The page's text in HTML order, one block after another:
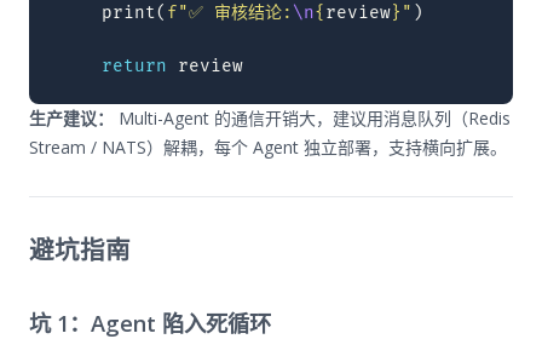
print( f"✅ 审核结论: \n{ review} " )
return review
生产建议：
Multi-Agent 的通信开销大，建议用消息队列（Redis
Stream / NATS）解耦，每个 Agent 独立部署，支持横向扩展。
避坑指南
坑 1：Agent 陷入死循环